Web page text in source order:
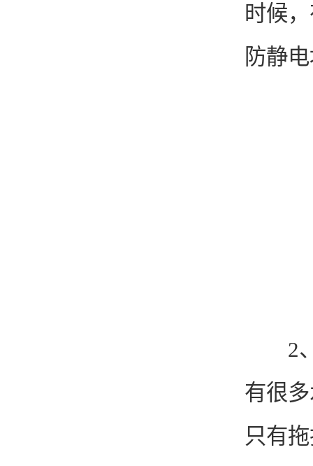
时候
防静
2、
有很
只有